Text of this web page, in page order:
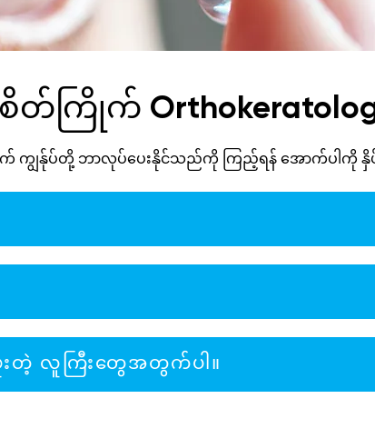
တ်ကြိုက်
ျွန်ုပ်တို့ ဘာလုပ်ပေးနိုင်သည်ကို ကြည့်ရန် အောက်ပါကို နှိပ်
းတဲ့ လူကြီးတွေအတွက်ပါ။